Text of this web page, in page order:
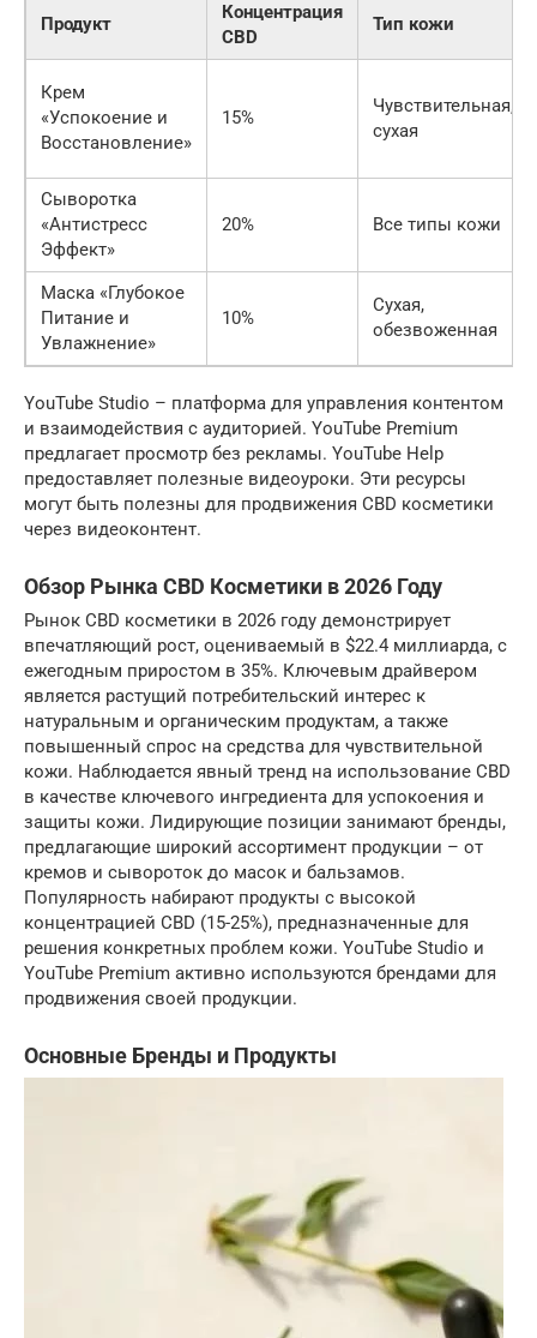
Продукт
Концентрация
CBD
Тип кожи
Крем
«Успокоение и
Восстановление»
15%
Чувствительная,
сухая
Сыворотка
«Антистресс
Эффект»
20% Все типы кожи
Маска «Глубокое
Питание и
Увлажнение»
10%
Сухая,
обезвоженная
YouTube Studio – платформа для управления контентом
и взаимодействия с аудиторией. YouTube Premium
предлагает просмотр без рекламы. YouTube Help
предоставляет полезные видеоуроки. Эти ресурсы
могут быть полезны для продвижения CBD косметики
через видеоконтент.
Обзор Рынка CBD Косметики в 2026 Году
Рынок CBD косметики в 2026 году демонстрирует
впечатляющий рост, оцениваемый в $22.4 миллиарда, с
ежегодным приростом в 35%. Ключевым драйвером
является растущий потребительский интерес к
натуральным и органическим продуктам, а также
повышенный спрос на средства для чувствительной
кожи. Наблюдается явный тренд на использование CBD
в качестве ключевого ингредиента для успокоения и
защиты кожи. Лидирующие позиции занимают бренды,
предлагающие широкий ассортимент продукции – от
кремов и сывороток до масок и бальзамов.
Популярность набирают продукты с высокой
концентрацией CBD (15-25%), предназначенные для
решения конкретных проблем кожи. YouTube Studio и
YouTube Premium активно используются брендами для
продвижения своей продукции.
Основные Бренды и Продукты